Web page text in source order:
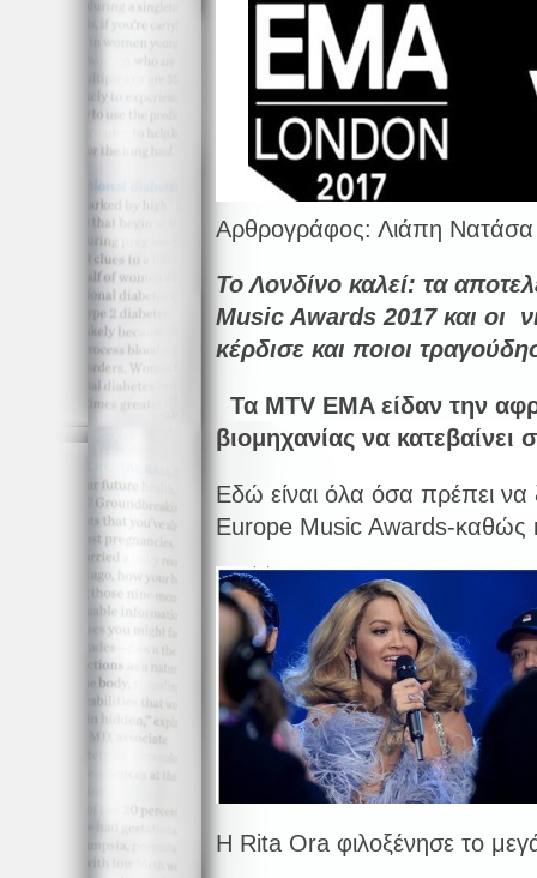
Αρθρογράφος: Λιάπη Νατάσα
Το Λονδίνο καλεί: τα
Music Awards 2017 και οι
κέρδισε και ποιοι
Τα MTV EMA είδαν την
βιομηχανίας να κατεβαίνει
Εδώ είναι όλα όσα πρέπει να
Europe Music Awards-καθώς
Η Rita Ora φιλοξένησε το